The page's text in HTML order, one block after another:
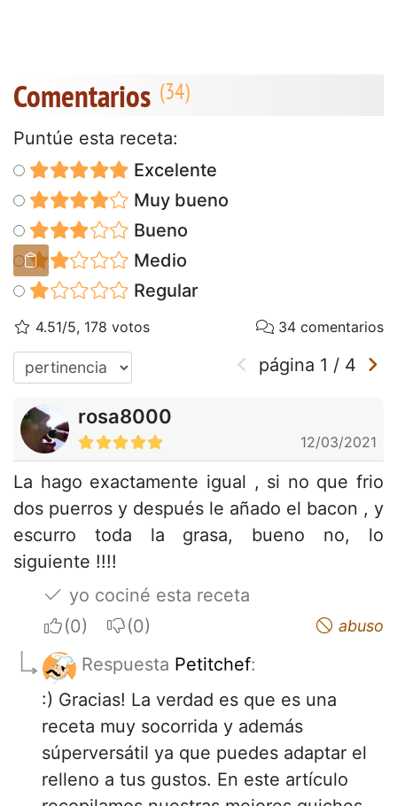
Comentarios
Puntúe esta receta:
Excelente
Muy bueno
Bueno
Medio
Regular
4.51/5, 178 votos 34 comentarios
página 1 / 4
rosa8000
12/03/2021
La hago exactamente igual , si no que frio
dos puerros y después le añado el bacon , y
escurro toda la grasa, bueno no, lo
siguiente !!!!
yo cociné esta receta
I apreciateI do not appreciate abuso
Respuesta Petitchef:
:) Gracias! La verdad es que es una
receta muy socorrida y además
súperversátil ya que puedes adaptar el
relleno a tus gustos. En este artículo